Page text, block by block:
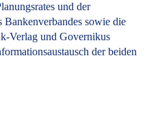
und der
Bankenverbandes sowie die
Verlag und Governikus
der beiden